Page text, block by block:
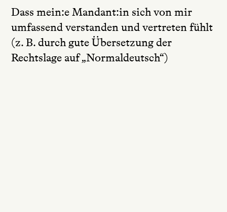
Dass mein:e Mandant:in sich von mir
umfassend verstanden und vertreten fühlt
(z. B. durch gute Übersetzung der
Rechtslage auf „Normaldeutsch“)